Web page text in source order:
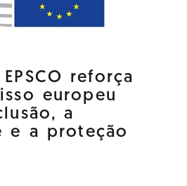
reforça
europeu
a
e a proteção